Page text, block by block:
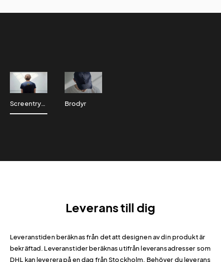
Screentryck Brodyr
Leverans till dig
Leveranstiden beräknas från det att designen av din produkt är
bekräftad. Leveranstider beräknas utifrån leveransadresser som
DHL kan leverera på en dag från Stockholm. Behöver du leverans